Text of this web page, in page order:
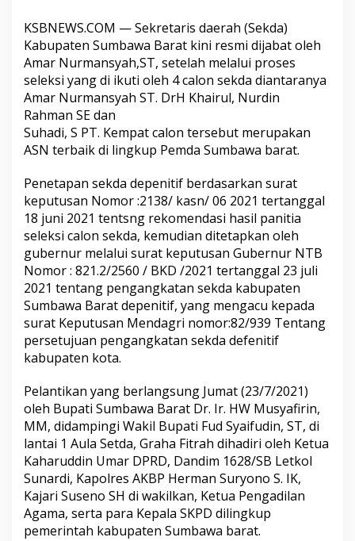
KSBNEWS.COM — Sekretaris daerah (Sekda)
Kabupaten Sumbawa Barat kini resmi dijabat oleh
Amar Nurmansyah,ST, setelah melalui proses
seleksi yang di ikuti oleh 4 calon sekda diantaranya
Amar Nurmansyah ST. DrH Khairul, Nurdin
Rahman SE dan
Suhadi, S PT. Kempat calon tersebut merupakan
ASN terbaik di lingkup Pemda Sumbawa barat.
Penetapan sekda depenitif berdasarkan surat
keputusan Nomor :2138/ kasn/ 06 2021 tertanggal
18 juni 2021 tentsng rekomendasi hasil panitia
seleksi calon sekda, kemudian ditetapkan oleh
gubernur melalui surat keputusan Gubernur NTB
Nomor : 821.2/2560 / BKD /2021 tertanggal 23 juli
2021 tentang pengangkatan sekda kabupaten
Sumbawa Barat depenitif, yang mengacu kepada
surat Keputusan Mendagri nomor:82/939 Tentang
persetujuan pengangkatan sekda defenitif
kabupaten kota.
Pelantikan yang berlangsung Jumat (23/7/2021)
oleh Bupati Sumbawa Barat Dr. Ir. HW Musyafirin,
MM, didampingi Wakil Bupati Fud Syaifudin, ST, di
lantai 1 Aula Setda, Graha Fitrah dihadiri oleh Ketua
Kaharuddin Umar DPRD, Dandim 1628/SB Letkol
Sunardi, Kapolres AKBP Herman Suryono S. IK,
Kajari Suseno SH di wakilkan, Ketua Pengadilan
Agama, serta para Kepala SKPD dilingkup
pemerintah kabupaten Sumbawa barat.